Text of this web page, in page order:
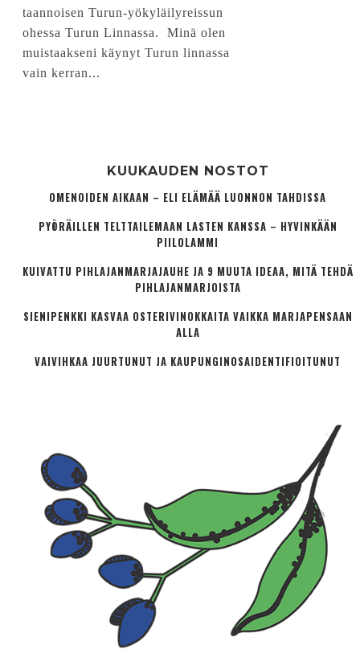
taannoisen Turun-yökyläilyreissun
ohessa Turun Linnassa. Minä olen
muistaakseni käynyt Turun linnassa
vain kerran...
KUUKAUDEN NOSTOT
OMENOIDEN AIKAAN – ELI ELÄMÄÄ LUONNON TAHDISSA
PYÖRÄILLEN TELTTAILEMAAN LASTEN KANSSA – HYVINKÄÄN
PIILOLAMMI
KUIVATTU PIHLAJANMARJAJAUHE JA 9 MUUTA IDEAA, MITÄ TEHDÄ
PIHLAJANMARJOISTA
SIENIPENKKI KASVAA OSTERIVINOKKAITA VAIKKA MARJAPENSAAN
ALLA
VAIVIHKAA JUURTUNUT JA KAUPUNGINOSA­IDENTIFIOITUNUT